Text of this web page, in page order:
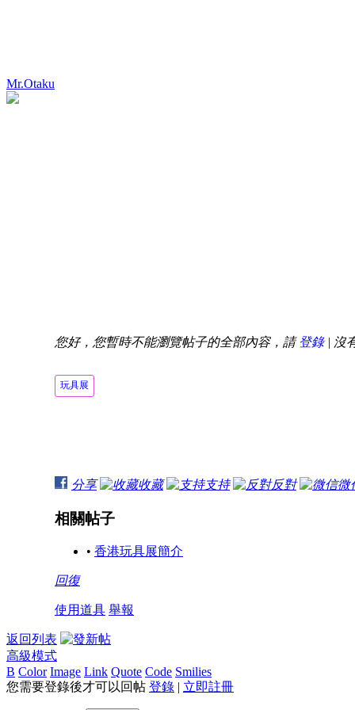
Mr.Otaku
您好，您暫時不能瀏覽帖子的全部內容，請登錄| 沒
玩具展
分享 收藏 支持 反對 微
相關帖子
• 香港玩具展簡介
回復
使用道具 舉報
返回列表
高級模式
B Color Image Link Quote Code Smilies
您需要登錄後才可以回帖 登錄 | 立即註冊